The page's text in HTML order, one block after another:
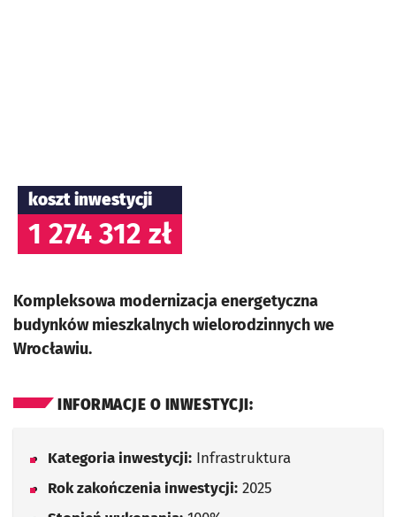
koszt inwestycji
1 274 312 zł
Kompleksowa modernizacja energetyczna
budynków mieszkalnych wielorodzinnych we
Wrocławiu.
INFORMACJE O INWESTYCJI:
Kategoria inwestycji: Infrastruktura
Rok zakończenia inwestycji: 2025